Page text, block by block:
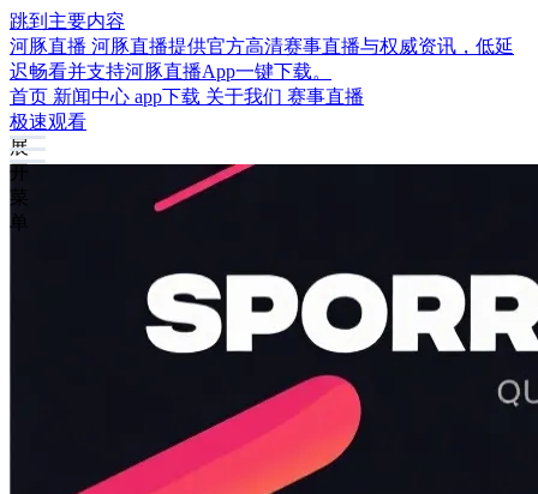
跳到主要内容
河豚直播 河豚直播提供官方高清赛事直播与权威资讯，低延
迟畅看并支持河豚直播App一键下载。
首页 新闻中心 app下载 关于我们 赛事直播
极速观看
展
开
菜
单